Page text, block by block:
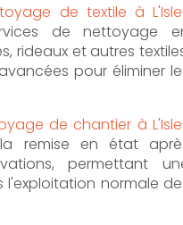
de textile à
de nettoyage
rideaux et autres
pour éliminer
de chantier à
remise en état
permettant
l'exploitation normale